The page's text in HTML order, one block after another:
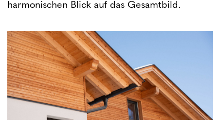
harmonischen Blick auf das Gesamtbild.